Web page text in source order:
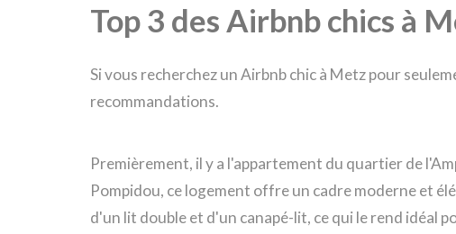
Top 3 des Airbnb chics à
Si vous recherchez un Airbnb chic à Metz pour
recommandations.
Premièrement, il y a l'appartement du quartier de
Pompidou, ce logement offre un cadre moderne et
d'un lit double et d'un canapé-lit, ce qui le rend idéal